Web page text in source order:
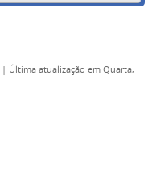
| Última atualização em Quarta,